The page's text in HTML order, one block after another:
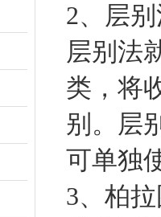
2、层
层别法
类，将
别。层
可单独
3、柏